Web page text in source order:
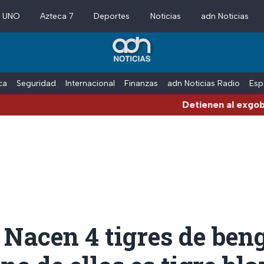
Azteca 7 Deportes Noticias adn Noticias
Seguridad Internacional Finanzas adn Noticias Radio
Detienen al exgobernador de
Nacen 4 tigres de